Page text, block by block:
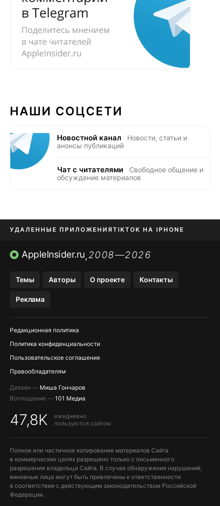
НАШИ СОЦСЕТИ
Новостной канал
Новости, статьи и
анонсы публикаций
Чат с читателями
Свободное общение и
обсуждение материалов
УДАЛЕННЫЕ ПРИЛОЖЕНИЯTIKTOK НА IPHONE
ПРИЛОЖЕНИЯ БЕЗ APP STORE
AppleInsider.ru,2008—2026
Темы Авторы О проекте Контакты
Реклама
Редакционная политика
Политика конфиденциальности
Пользовательское соглашение
Правообладателям
Дизайн — Миша Гончаров
Воплощение — 101 Медиа
47,8K
ежедневно
пользуются сайтом
Полное или частичное копирование материалов Сайта
в коммерческих целях разрешено только с письменного
разрешения владельца Сайта. В случае обнаружения нарушений,
виновные лица могут быть привлечены к ответственности
в соответствии с действующим законодательством Российской
Федерации.